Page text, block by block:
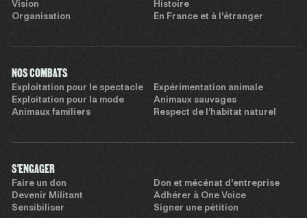
Vision
Histoire
Organisation
En France et à l’étranger
NOS COMBATS
Exploitation pour le spectacle
Expérimentation animale
Exploitation pour la mode
Animaux sauvages
Animaux familiers
Respect de l’habitat naturel
S'ENGAGER
Faire un don
Don et mécénat d’entreprise
Devenir Militant
Adhérer à One Voice
Sensibiliser
Signer une pétition